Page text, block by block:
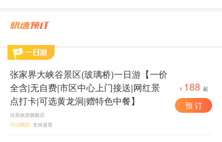
张家界大峡谷景区(玻璃桥)一日游【一价
全含|无自费|市区中心上门接送|网红景
点打卡|可选黄龙洞|赠特色中餐】
佳辰旅游旗舰店
可订明日 支持退票
¥ 188 起
预 订